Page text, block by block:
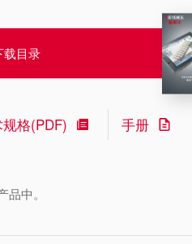
中。
载目录
格(PDF) 手册